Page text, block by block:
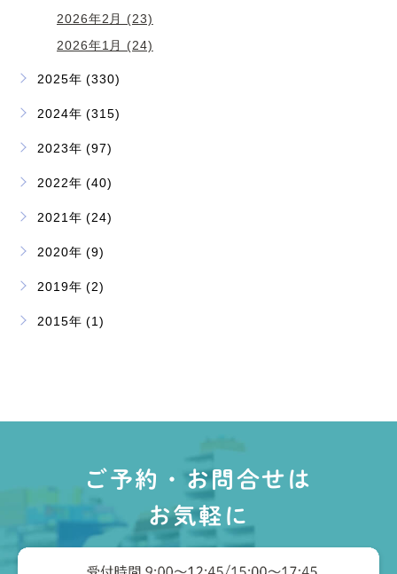
2026年2月 (23)
2026年1月 (24)
2025年 (330)
2024年 (315)
2023年 (97)
2022年 (40)
2021年 (24)
2020年 (9)
2019年 (2)
2015年 (1)
ご予約・お問合せは
お気軽に